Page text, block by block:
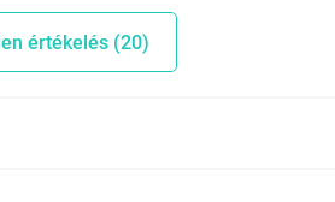
értékelés (20)